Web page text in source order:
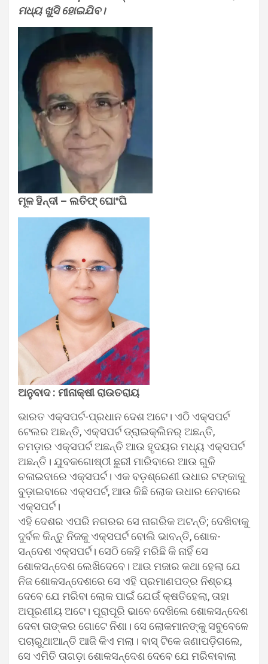
ମଧ୍ୟ ଖୁସି ହୋଇଯିବ।
ମୂଳ ହିନ୍ଦୀ – ଲତିଫ୍‍ ଘୋଂଘି
ଅନୁବାଦ : ମୀନାକ୍ଷୀ ରାଉତରାୟ
ଭାରତ ଏକ୍ସପର୍ଟ-ପ୍ରଧାନ ଦେଶ ଅଟେ। ଏଠି ଏକ୍ସପର୍ଟ
ଟେଲର ଅଛନ୍ତି, ଏକ୍ସପର୍ଟ ଡ୍ରାଇକ୍ଲିନର୍‍ ଅଛନ୍ତି,
ଚମଡ଼ାର ଏକ୍ସପର୍ଟ ଅଛନ୍ତି ଆଉ ହୃଦୟର ମଧ୍ୟ ଏକ୍ସପର୍ଟ
ଅଛନ୍ତି। ଯୁବକଗୋଷ୍ଠୀ ଛୁରୀ ମାରିବାରେ ଆଉ ଗୁଳି
ଚଳାଇବାରେ ଏକ୍ସପର୍ଟ। ଏକ ବଡ଼ଶ୍ରେଣୀ ଉଧାର ଟଙ୍କାକୁ
ବୁଡ଼ାଇବାରେ ଏକ୍ସପର୍ଟ, ଆଉ କିଛି ଲୋକ ଉଧାର ନେବାରେ
ଏକ୍ସପର୍ଟ।
ଏହି ଦେଶର ଏପରି ନଗରର ସେ ନାଗରିକ ଅଟନ୍ତି; ଦେଖିବାକୁ
ଦୁର୍ବଳ କିନ୍ତୁ ନିଜକୁ ଏକ୍ସପର୍ଟ ବୋଲି ଭାବନ୍ତି, ଶୋକ-
ସନ୍ଦେଶ ଏକ୍ସପର୍ଟ। ସେଠି କେହି ମରିଛି କି ନାହିଁ ସେ
ଶୋକସନ୍ଦେଶ ଲେଖିଦେବେ। ଆଉ ମଜାର କଥା ହେଲା ଯେ
ନିଜ ଶୋକସନ୍ଦେଶରେ ସେ ଏହି ପ୍ରମାଣପତ୍ର ନିଶ୍ଚୟ
ଦେବେ ଯେ ମରିବା ଲୋକ ପାଇଁ ଯେଉଁ କ୍ଷତିହେଲା, ତାହା
ଅପୂରଣୀୟ ଅଟେ। ପୂରାପୂରି ଭାବେ ଦେଖିଲେ ଶୋକସନ୍ଦେଶ
ଦେବା ତାଙ୍କର ଗୋଟେ ନିଶା। ସେ ଲୋକମାନଙ୍କୁ ସବୁବେଳେ
ପଚାରୁଥାଆନ୍ତି ଆଜି କିଏ ମଲା। ବାସ୍‍ ଟିକେ ଜଣାପଡ଼ିଗଲେ,
ସେ ଏମିତି ତାଗଡ଼ା ଶୋକସନ୍ଦେଶ ଦେବେ ଯେ ମରିବାବାଲା